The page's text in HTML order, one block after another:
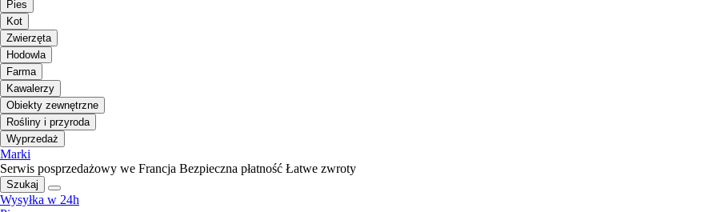
Pies
Kot
Zwierzęta
Hodowla
Farma
Kawalerzy
Obiekty zewnętrzne
Rośliny i przyroda
Wyprzedaż
Marki
Serwis posprzedażowy we Francja Bezpieczna płatność Łatwe zwroty
Szukaj
Wysyłka w 24h